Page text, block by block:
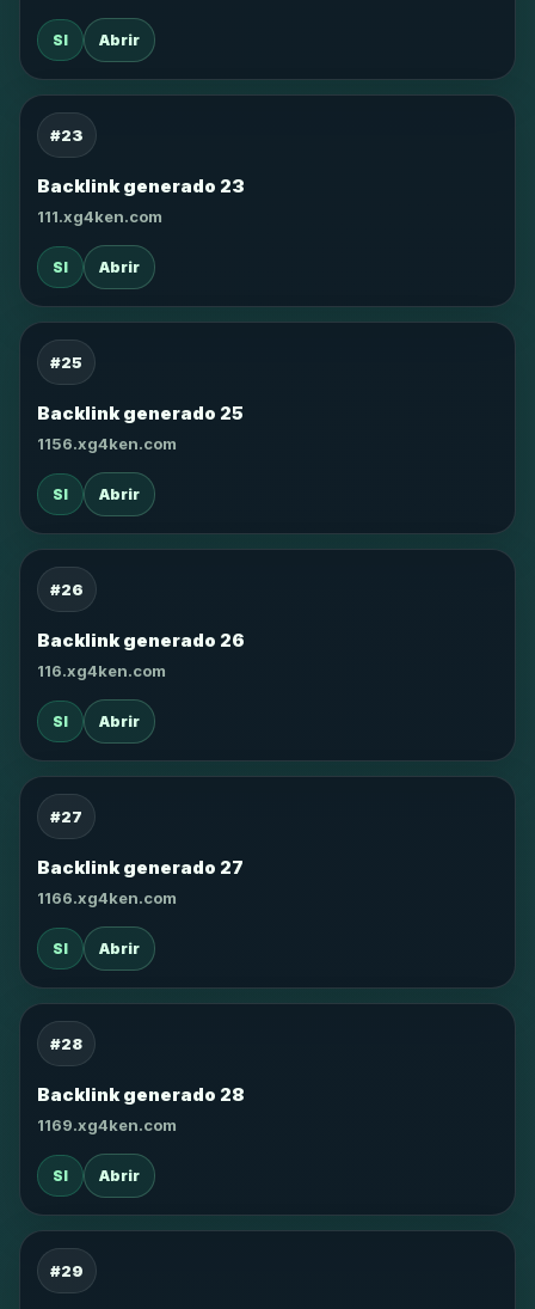
SI Abrir
#23
Backlink generado 23
111.xg4ken.com
SI Abrir
#25
Backlink generado 25
1156.xg4ken.com
SI Abrir
#26
Backlink generado 26
116.xg4ken.com
SI Abrir
#27
Backlink generado 27
1166.xg4ken.com
SI Abrir
#28
Backlink generado 28
1169.xg4ken.com
SI Abrir
#29